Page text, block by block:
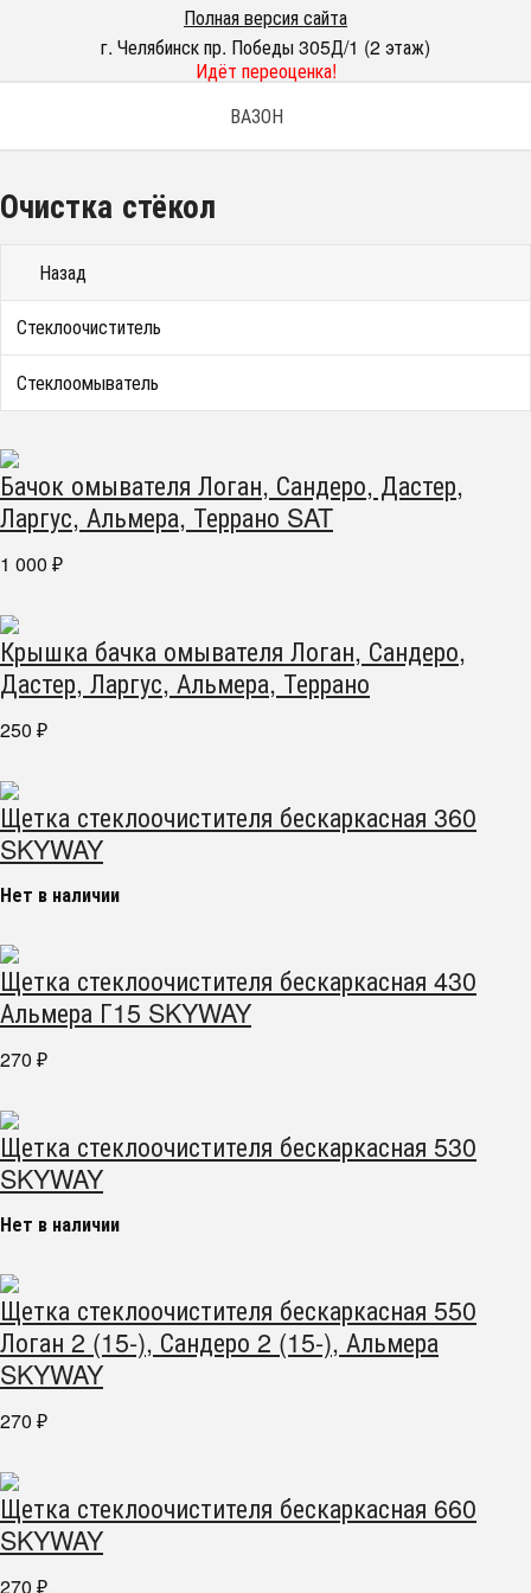
Полная версия сайта
г. Челябинск пр. Победы 305Д/1 (2 этаж)
Идёт переоценка!
ВАЗОН
Очистка стёкол
Назад
Стеклоочиститель
Стеклоомыватель
Бачок омывателя Логан, Сандеро, Дастер,
Ларгус, Альмера, Террано SAT
1 000 ₽
Крышка бачка омывателя Логан, Сандеро,
Дастер, Ларгус, Альмера, Террано
250 ₽
Щетка стеклоочистителя бескаркасная 360
SKYWAY
Нет в наличии
Щетка стеклоочистителя бескаркасная 430
Альмера Г15 SKYWAY
270 ₽
Щетка стеклоочистителя бескаркасная 530
SKYWAY
Нет в наличии
Щетка стеклоочистителя бескаркасная 550
Логан 2 (15-), Сандеро 2 (15-), Альмера
SKYWAY
270 ₽
Щетка стеклоочистителя бескаркасная 660
SKYWAY
270 ₽